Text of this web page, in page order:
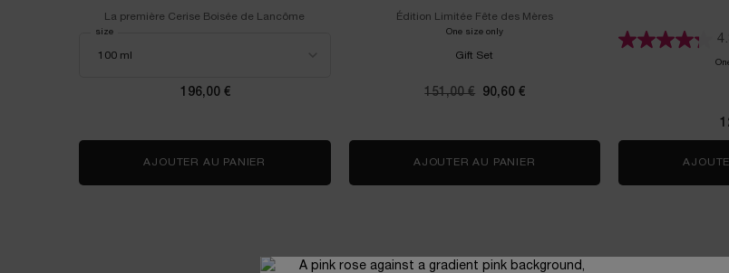
La première Cerise Boisée de Lancôme
Select a
size
196,00 €
AJOUTER AU PANIER LA VIE EST BELLE VERY CHERRY
Édition Limitée Fête des Mères
One size onlyfor Coffret Soin Rénergie H.C.F. Triple Serum 50ml
Gift Set
Ancien prix
151,00 € Nouveau prix
90,60 €
AJOUTER AU PANIER COFFRET SOIN RÉNERGIE